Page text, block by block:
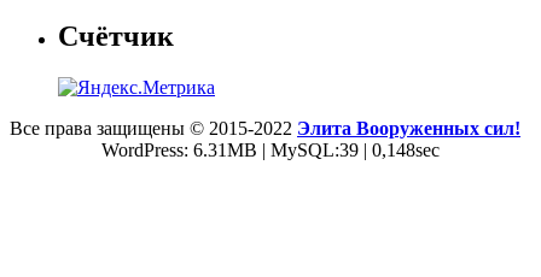
Счётчик
Все права защищены © 2015-2022 Элита Вооруженных сил!
WordPress: 6.31MB | MySQL:39 | 0,148sec